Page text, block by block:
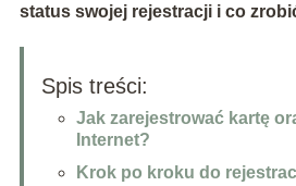
status swojej rejestracji i co
Spis treści:
Jak zarejestrować kartę
Internet?
Krok po kroku do